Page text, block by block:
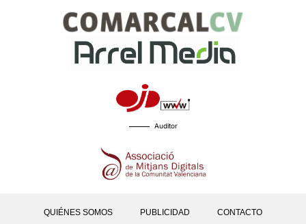
Auditor
QUIÉNES SOMOS PUBLICIDAD CONTACTO